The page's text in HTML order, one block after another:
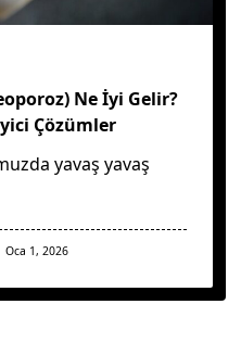
Ne İyi Gelir?
Çözümler
yavaş yavaş
Oca 1, 2026